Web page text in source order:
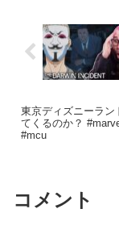
東京ディズニーラン
てくるのか？
#mcu
コメント